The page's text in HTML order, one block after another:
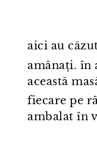
aici au
amânați. în
această
fiecare pe
ambalat în